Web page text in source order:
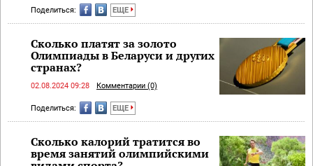
Поделиться:
ЕЩЕ
Сколько платят за золото
Олимпиады в Беларуси и других
странах?
02.08.2024 09:28 Комментарии (0)
Поделиться: ЕЩЕ
Сколько калорий тратится во
время занятий олимпийскими